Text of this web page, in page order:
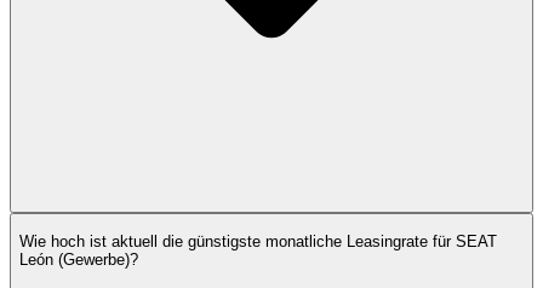
Wie hoch ist aktuell die günstigste monatliche Leasingrate für SEAT
León (Gewerbe)?